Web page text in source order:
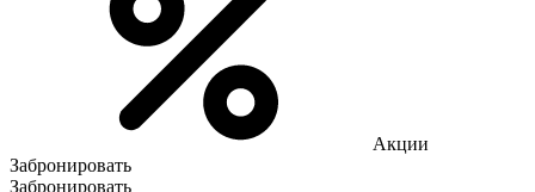
Акции
Забронировать
Забронировать